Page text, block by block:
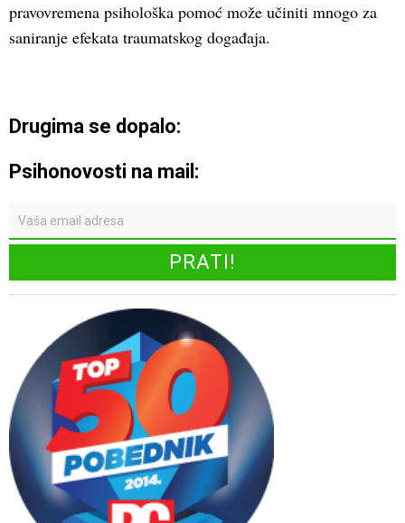
pravovremena psihološka pomoć može učiniti mnogo za
saniranje efekata traumatskog događaja.
Drugima se dopalo:
Psihonovosti na mail: